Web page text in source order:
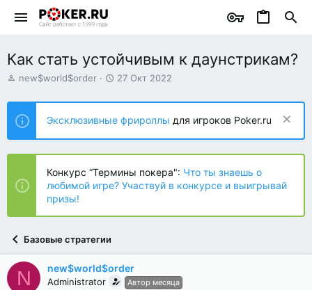
Как стать устойчивым к даунстрикам?
А
т
о
р
т
е
ы
new$world$order
Д
т
н
а
ч
л
а
27 Окт 2022
Эксклюзивные фрироллы для игроков Poker.ru
Конкурс “Термины покера": Что ты знаешь о
любимой игре? Участвуй в конкурсе и выигрывай
призы!
Базовые стратегии
N new$world$order
Administrator Автор месяца